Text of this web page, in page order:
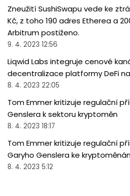
Zneužití SushiSwapu vede ke
Kč, z toho 190 adres Etherea a
Arbitrum postiženo.
9. 4. 2023 12:56
Liqwid Labs integruje cenové
decentralizace platformy DeFi
8. 4. 2023 22:05
Tom Emmer kritizuje regulační
Genslera k sektoru kryptoměn
8. 4. 2023 18:17
Tom Emmer kritizuje regulační
Garyho Genslera ke
8. 4. 2023 5:12